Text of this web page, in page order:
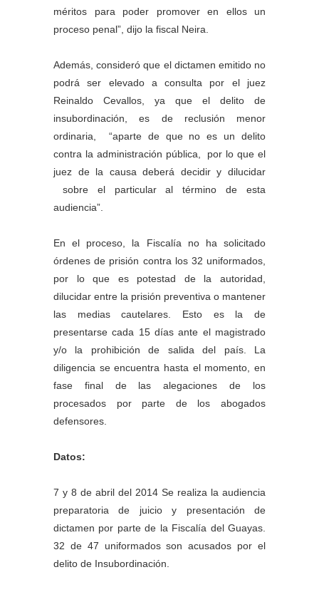
méritos para poder promover en ellos un
proceso penal”, dijo la fiscal Neira.
Además, consideró que el dictamen emitido no
podrá ser elevado a consulta por el juez
Reinaldo Cevallos, ya que el delito de
insubordinación, es de reclusión menor
ordinaria, “aparte de que no es un delito
contra la administración pública, por lo que el
juez de la causa deberá decidir y dilucidar
sobre el particular al término de esta
audiencia”.
En el proceso, la Fiscalía no ha solicitado
órdenes de prisión contra los 32 uniformados,
por lo que es potestad de la autoridad,
dilucidar entre la prisión preventiva o mantener
las medias cautelares. Esto es la de
presentarse cada 15 días ante el magistrado
y/o la prohibición de salida del país. La
diligencia se encuentra hasta el momento, en
fase final de las alegaciones de los
procesados por parte de los abogados
defensores.
Datos:
7 y 8 de abril del 2014 Se realiza la audiencia
preparatoria de juicio y presentación de
dictamen por parte de la Fiscalía del Guayas.
32 de 47 uniformados son acusados por el
delito de Insubordinación.